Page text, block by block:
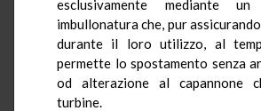
esclusivamente mediante
imbullonatura che, pur
durante il loro utilizzo, al
permette lo spostamento senza
od alterazione al capannone
turbine.